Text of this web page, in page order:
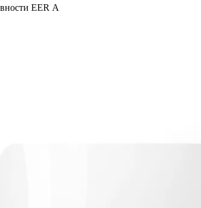
EER A